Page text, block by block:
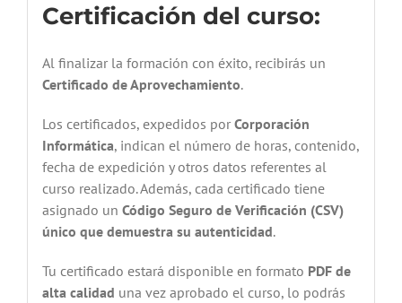
Certificación del curso:
Al finalizar la formación con éxito, recibirás un
Certificado de Aprovechamiento.
Los certificados, expedidos por Corporación
Informática, indican el número de horas, contenido,
fecha de expedición y otros datos referentes al
curso realizado. Además, cada certificado tiene
asignado un Código Seguro de Verificación (CSV)
único que demuestra su autenticidad.
Tu certificado estará disponible en formato PDF de
alta calidad una vez aprobado el curso, lo podrás